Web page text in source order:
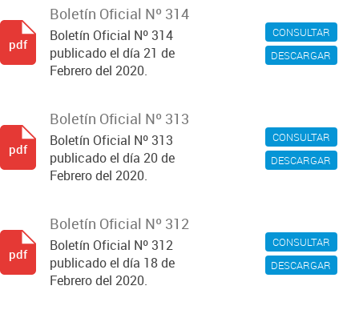
CONSULTAR
DESCARGAR
Boletín Oficial Nº 314
Boletín Oficial Nº 314
publicado el día 21 de
Febrero del 2020.
pdf
CONSULTAR
DESCARGAR
Boletín Oficial Nº 313
Boletín Oficial Nº 313
publicado el día 20 de
Febrero del 2020.
pdf
CONSULTAR
DESCARGAR
Boletín Oficial Nº 312
Boletín Oficial Nº 312
publicado el día 18 de
Febrero del 2020.
pdf